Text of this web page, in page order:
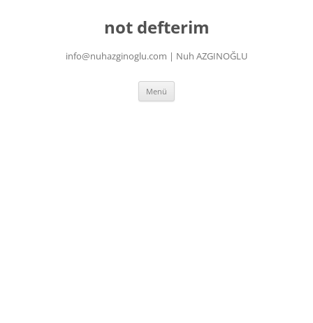
not defterim
info@nuhazginoglu.com | Nuh AZGINOĞLU
Menü